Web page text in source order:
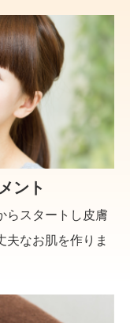
ント
らスタートし皮膚
夫なお肌を作りま